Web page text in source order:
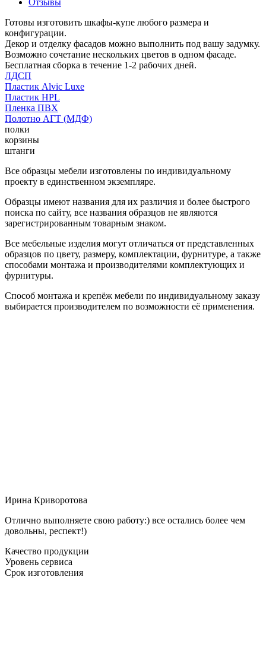
Готовы изготовить шкафы-купе любого размера и
конфигурации.
Декор и отделку фасадов можно выполнить под вашу задумку.
Возможно сочетание нескольких цветов в одном фасаде.
Бесплатная сборка в течение 1-2 рабочих дней.
ЛДСП
Пластик Alvic Luxe
Пластик HPL
Пленка ПВХ
Полотно АГТ (МДФ)
полки
корзины
штанги
Все образцы мебели изготовлены по индивидуальному
проекту в единственном экземпляре.
Образцы имеют названия для их различия и более быстрого
поиска по сайту, все названия образцов не являются
зарегистрированным товарным знаком.
Все мебельные изделия могут отличаться от представленных
образцов по цвету, размеру, комплектации, фурнитуре, а также
способами монтажа и производителями комплектующих и
фурнитуры.
Способ монтажа и крепёж мебели по индивидуальному заказу
выбирается производителем по возможности её применения.
Ирина Криворотова
Отлично выполняете свою работу:) все остались более чем
довольны, респект!)
Качество продукции
Уровень сервиса
Срок изготовления